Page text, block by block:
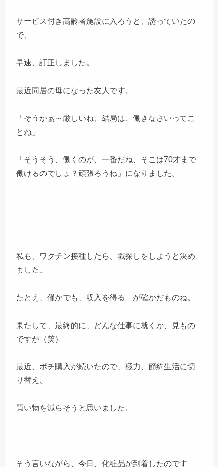
サービス付き高齢者施設に入ろうと、誘っていたの
で、
早速、訂正しました。
最近同居の母になった友人です。
「そうかぁ～厳しいね、結局は、働きなさいってこ
とね」
「そうそう、働くのが、一番だね、そこは70才まで
働けるのでしょ？頑張ろうね」になりました。
私も、ワクチン接種したら、職探しをしようと決め
ました。
たとえ、僅かでも、収入を得る、が確かだものね。
果たして、最終的に、どんな仕事に就くか、見もの
ですが（笑）
最近、ポチ購入が続いたので、極力、節約生活に切
り替え、
買い物を減らそうと思いました。
そう言いながら、今日、化粧品が到着したのです